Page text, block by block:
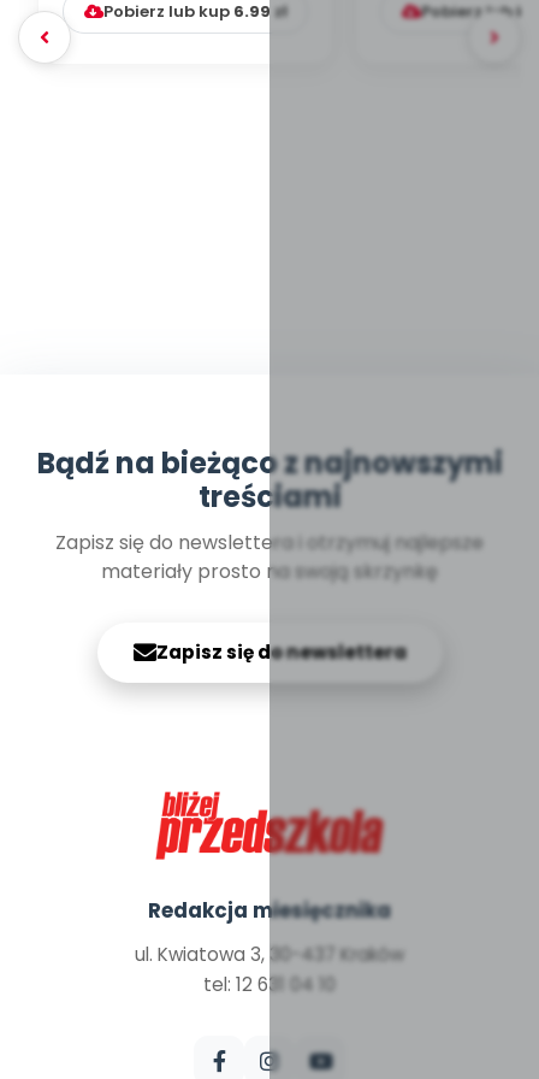
Pobierz lub kup 6.99 zł Pobierz lub
Bądź na bieżąco z najnowszymi
treściami
Zapisz się do newslettera i otrzymuj najlepsze
materiały prosto na swoją skrzynkę
Zapisz się do newslettera
Redakcja miesięcznika
ul. Kwiatowa 3, 30-437 Kraków
tel: 12 631 04 10